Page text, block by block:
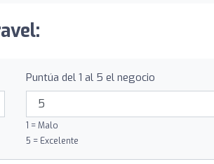
Puntúa del 1 al 5 el negocio
1 = Malo
5 = Excelente